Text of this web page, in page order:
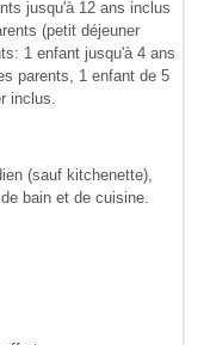
jusqu'à 12 ans inclus
(petit déjeuner
1 enfant jusqu'à 4 ans
parents, 1 enfant de 5
inclus.
(sauf kitchenette),
bain et de cuisine.